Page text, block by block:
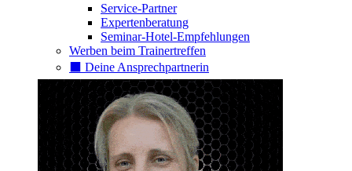
Service-Partner
Expertenberatung
Seminar-Hotel-Empfehlungen
Werben beim Trainertreffen
⬛️ Deine Ansprechpartnerin